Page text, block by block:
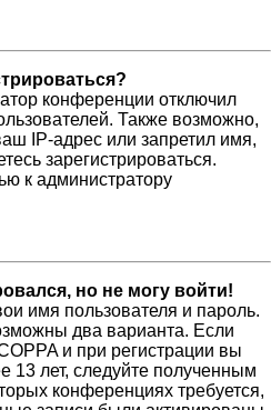
конференции отключил
Также возможно,
IP-адрес или запретил имя,
зарегистрироваться.
к администратору
но не могу войти!
имя пользователя и пароль.
два варианта. Если
и при регистрации вы
13 лет, следуйте полученным
конференциях требуется,